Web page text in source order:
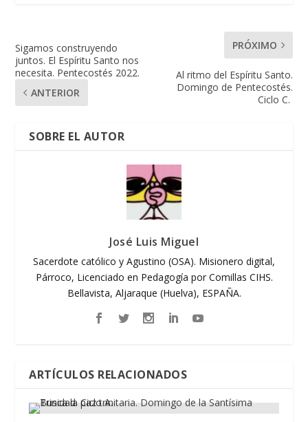
Sigamos construyendo
juntos. El Espíritu Santo nos
necesita. Pentecostés 2022.
ANTERIOR
PRÓXIMO
Al ritmo del Espíritu Santo.
Domingo de Pentecostés.
Ciclo C.
SOBRE EL AUTOR
José Luis Miguel
Sacerdote católico y Agustino (OSA). Misionero digital,
Párroco, Licenciado en Pedagogía por Comillas CIHS.
Bellavista, Aljaraque (Huelva), ESPAÑA.
ARTÍCULOS RELACIONADOS